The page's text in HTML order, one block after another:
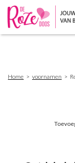
Home voornamen